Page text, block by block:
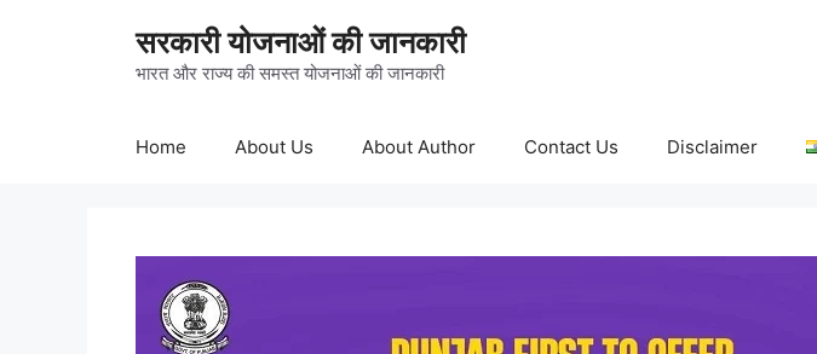
सरकारी योजनाओं की जानकारी
भारत और राज्य की समस्त योजनाओं की जानकारी
Home About Us About Author Contact Us Disclaimer